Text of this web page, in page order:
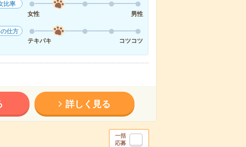
比率
女性
男性
仕方
テキパキ
コツコツ
詳しく見る
一括
応募